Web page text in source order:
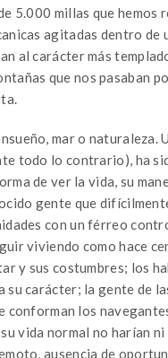
5.000 millas que
agitadas dentro de
al carácter más
que nos pasaban
mar o naturaleza.
todo lo contrario), ha
de ver la vida, su
gente que
con un férreo
viviendo como hace
y sus costumbres; los
carácter; la gente de
los
vida normal no harían
ausencia de